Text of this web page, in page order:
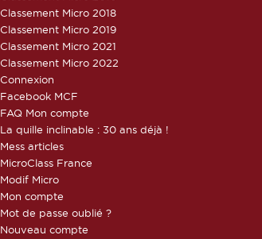
Classement Micro 2018
Classement Micro 2019
Classement Micro 2021
Classement Micro 2022
Connexion
Facebook MCF
FAQ Mon compte
La quille inclinable : 30 ans déjà !
Mess articles
MicroClass France
Modif Micro
Mon compte
Mot de passe oublié ?
Nouveau compte